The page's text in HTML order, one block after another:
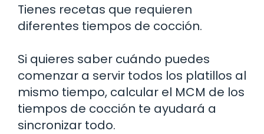
Tienes recetas que requieren
diferentes tiempos de cocción.
Si quieres saber cuándo puedes
comenzar a servir todos los platillos al
mismo tiempo, calcular el MCM de los
tiempos de cocción te ayudará a
sincronizar todo.